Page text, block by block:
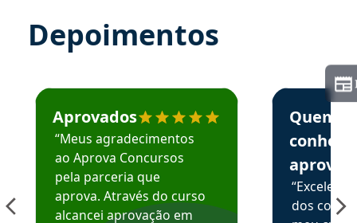
Depoimentos
Estudante José recomenda o Aprova Concursos em
Aprovados
“Meus agradecimentos
ao Aprova Concursos
pela parceria que
aprova. Através do curso
alcancei aprovação em
Estudante
Quem
aprova
dos